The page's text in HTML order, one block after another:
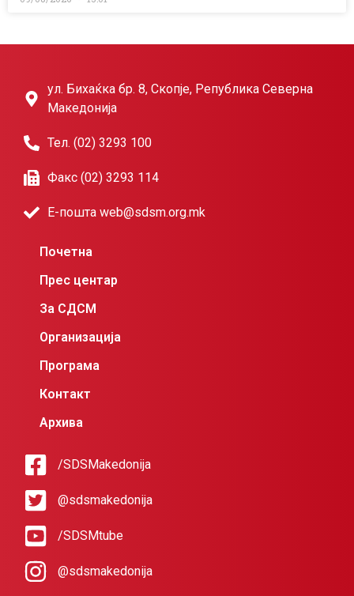
ул. Бихаќка бр. 8, Скопје, Република Северна
Македонија
Тел. (02) 3293 100
Факс (02) 3293 114
Е-пошта web@sdsm.org.mk
Почетна
Прес центар
За СДСМ
Организација
Програма
Контакт
Архива
/SDSMakedonija
@sdsmakedonija
/SDSMtube
@sdsmakedonija